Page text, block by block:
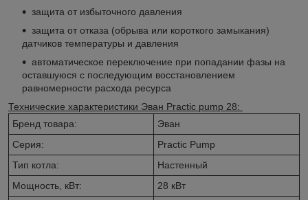
защита от избыточного давления
защита от отказа (обрыва или короткого замыкания)
датчиков температуры и давления
автоматическое переключение при попадании фазы на
оставшуюся с последующим восстановлением
равномерности расхода ресурса
Технические характеристики Эван Practic pump 28:
Бренд товара:
Эван
Серия:
Practic Pump
Тип котла:
Настенный
Мощность, кВт:
28 кВт